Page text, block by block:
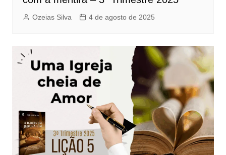
Ozeias Silva 4 de agosto de 2025